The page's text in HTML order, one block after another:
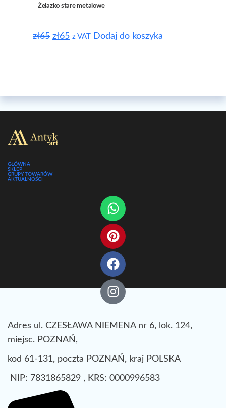
Żelazko stare metalowe
zł65 zł65 z VAT Dodaj do koszyka
GŁÓWNA
SKLEP
GRUPY TOWARÓW
AKTUALNOŚCI
Adres ul. CZESŁAWA NIEMENA nr 6, lok. 124,
miejsc. POZNAŃ,
kod 61-131, poczta POZNAŃ, kraj POLSKA
NIP: 7831865829 , KRS: 0000996583